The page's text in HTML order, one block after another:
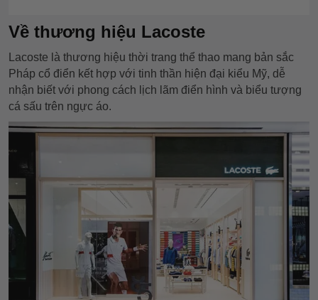
Về thương hiệu Lacoste
Lacoste là thương hiệu thời trang thể thao mang bản sắc
Pháp cổ điển kết hợp với tinh thần hiện đại kiểu Mỹ, dễ
nhận biết với phong cách lịch lãm điển hình và biểu tượng
cá sấu trên ngực áo.